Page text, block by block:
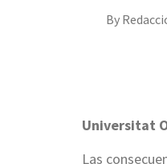
By
Universitat
Las